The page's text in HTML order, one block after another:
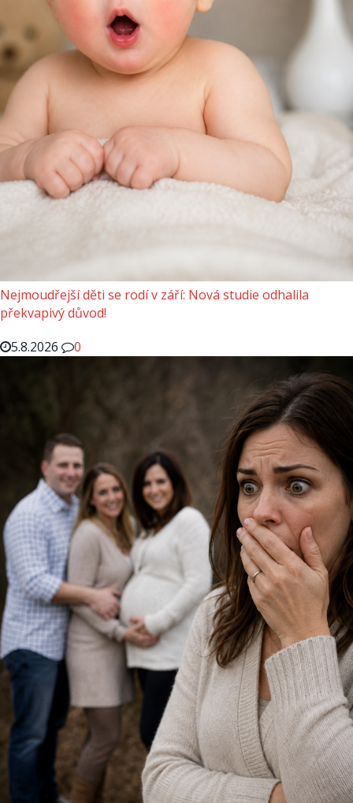
Nejmoudřejší děti se rodí v září: Nová studie odhalila
překvapivý důvod!
5.8.2026
0